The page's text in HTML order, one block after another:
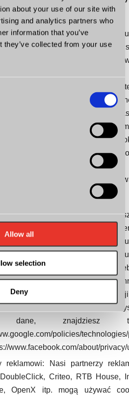
about your use of our site with
and analytics partners who
information that you’ve
they’ve collected from your use
Allow all
selection
Deny
jak sieci reklamowe i dostawcy
się np. analizą ruchu w
cookies, sygnalizatory
do zbierania informacji na
Informacje są
Ci odpowiedniejsze reklamy w
miejscach w Internecie. Nie
przez podmioty trzecie z
zgodnie z polityką prywatności/
Poniżej przedstawiamy
którym umożliwiamy
technologii na Twoim urządzeniu.
usług analitycznych: W celu
tego jak działa nasz
z różnymi dostawcami
Umożliwiamy dostawcom
takim jak Google i
cookies, SDKs i
technologii. Więcej
jak Google i Facebook
dane, znajdziesz
policies/
www.facebook.com/about/
reklamowi: Nasi partnerzy
Criteo, RTB House,
OpenX itp. mogą używać